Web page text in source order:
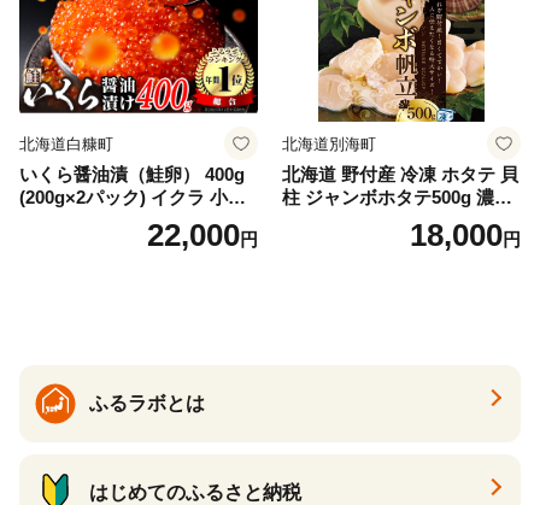
冷凍 厚切り 薄切り ふるさと
納税 ふるさとチョイス チョ
イス 北海道 白糠町
北海道白糠町
いくら醤油漬（鮭卵） 400g
(200g×2パック) イクラ 小分
け いくら醤油漬 鮭いくら い
くら醤油漬け 鮭 鮭卵 ikura
22,000円
北海道別海町
北海道 野付産 冷凍 ホタテ 貝
柱 ジャンボホタテ500g 濃厚
な旨味と甘み （ほたて ホタ
テ 帆立 貝柱 ホタテ貝柱 大玉
18,000円
ふるラボとは
はじめてのふるさと納税